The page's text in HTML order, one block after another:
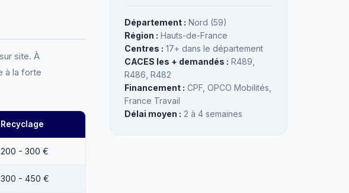
site. À
à la forte
Recyclage
200 - 300 €
300 - 450 €
Département : Nord (59)
Région : Hauts-de-France
Centres : 17+ dans le département
CACES les + demandés : R489,
R486, R482
Financement : CPF, OPCO Mobilités,
France Travail
Délai moyen : 2 à 4 semaines